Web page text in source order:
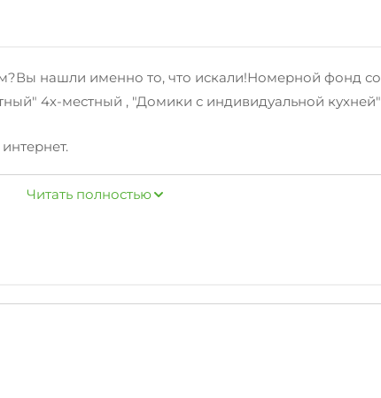
нашли именно то, что искали!Номерной фонд
4х-местный , "Домики с индивидуальной
зеленый двор, беседка, свч.
также достопримечательности, чтобы ваш отдых в
согласно независимым отзывам.
Читать полностью